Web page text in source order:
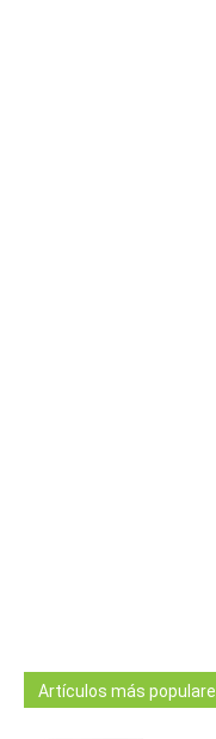
Artículos más